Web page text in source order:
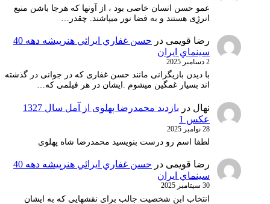
عمو حسن انسان خاصی بود ، از آونها که هرجا باشن منبع
انرژِی هستند و به فضا نور میپاشند. چقدر…
رضا قویمی در
حسن غفاري ايرائي هنرپيشه دهه 40
سينماي ايران
2 دسامبر 2025
با دیدن بازیگرانی مانند حسن غفاری که در جوانی در گذشته
اند بسیار غمگین میشوم .ایشان در هر فیلمی که…
نهال در
بازدید محمدرضا پهلوی از آمل سال 1327
عکس 1
28 نوامبر 2025
لطفا اسم رو درست بنویسید محمدرضا شاه پهلوی
رضا قویمی در
حسن غفاري ايرائي هنرپيشه دهه 40
سينماي ايران
30 سپتامبر 2025
انتخاب ابن شخصیت جالب برای نقشهایی که به ایشان